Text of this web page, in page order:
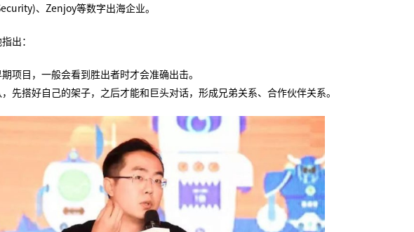
、Zenjoy等数字出海企业。
出：
项目，一般会看到胜出者时才会准确出击。
先搭好自己的架子，之后才能和巨头对话，形成兄弟关系、合作伙伴关系。